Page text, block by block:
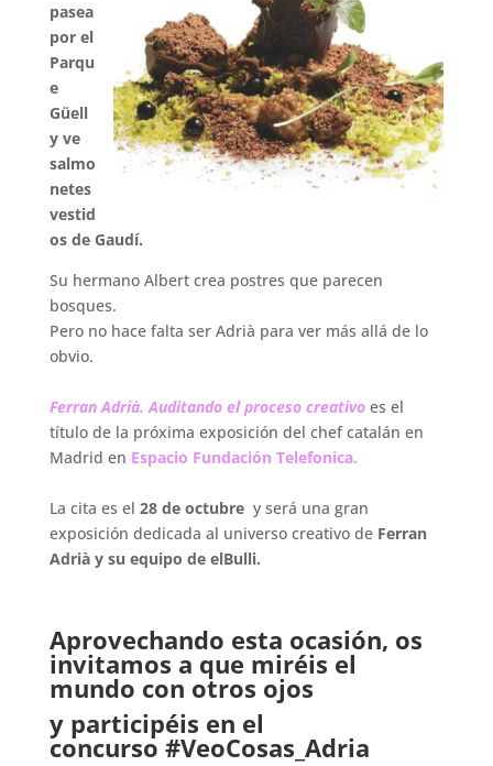
pasea
por el
Parqu
e
Güell
y ve
salmo
netes
vestid
os de Gaudí.
Su hermano Albert crea postres que parecen
bosques.
Pero no hace falta ser Adrià para ver más allá de lo
obvio.
Ferran Adrià. Auditando el proceso creativo es el
título de la próxima exposición del chef catalán en
Madrid en Espacio Fundación Telefonica.
La cita es el 28 de octubre y será una gran
exposición dedicada al universo creativo de Ferran
Adrià y su equipo de elBulli.
Aprovechando esta ocasión, os
invitamos a que miréis el
mundo con otros ojos
y participéis en el
concurso #VeoCosas_Adria